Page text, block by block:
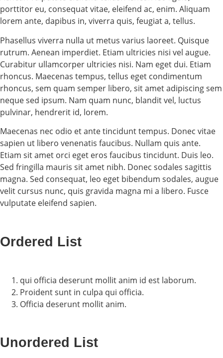
porttitor eu, consequat vitae, eleifend ac, enim. Aliquam
lorem ante, dapibus in, viverra quis, feugiat a, tellus.
Phasellus viverra nulla ut metus varius laoreet. Quisque
rutrum. Aenean imperdiet. Etiam ultricies nisi vel augue.
Curabitur ullamcorper ultricies nisi. Nam eget dui. Etiam
rhoncus. Maecenas tempus, tellus eget condimentum
rhoncus, sem quam semper libero, sit amet adipiscing sem
neque sed ipsum. Nam quam nunc, blandit vel, luctus
pulvinar, hendrerit id, lorem.
Maecenas nec odio et ante tincidunt tempus. Donec vitae
sapien ut libero venenatis faucibus. Nullam quis ante.
Etiam sit amet orci eget eros faucibus tincidunt. Duis leo.
Sed fringilla mauris sit amet nibh. Donec sodales sagittis
magna. Sed consequat, leo eget bibendum sodales, augue
velit cursus nunc, quis gravida magna mi a libero. Fusce
vulputate eleifend sapien.
Ordered List
qui officia deserunt mollit anim id est laborum.
Proident sunt in culpa qui officia.
Officia deserunt mollit anim.
Unordered List